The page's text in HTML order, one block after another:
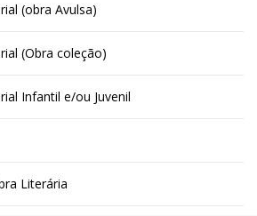
(obra Avulsa)
(Obra coleção)
Infantil e/ou Juvenil
Literária